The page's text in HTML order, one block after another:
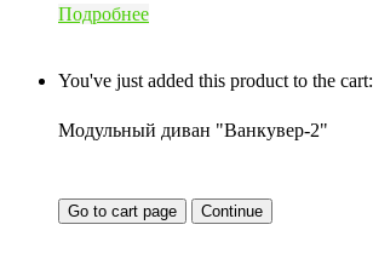
Подробнее
You've just added this product to the cart:
Модульный диван "Ванкувер-2"
Go to cart page Continue